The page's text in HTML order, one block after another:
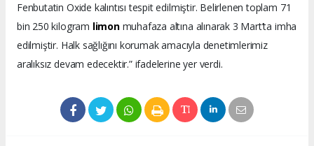
Fenbutatin Oxide kalıntısı tespit edilmiştir. Belirlenen toplam 71
bin 250 kilogram limonmuhafaza altına alınarak 3 Mart’ta imha
edilmiştir. Halk sağlığını korumak amacıyla denetimlerimiz
aralıksız devam edecektir.” ifadelerine yer verdi.